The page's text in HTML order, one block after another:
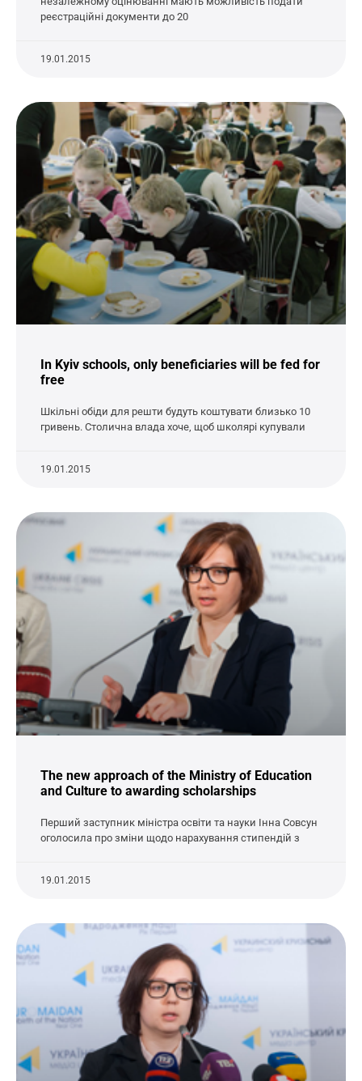
реєстраційні документи до 20
19.01.2015
In Kyiv schools, only beneficiaries will be fed for
free
Шкільні обіди для решти будуть коштувати близько 10
гривень. Столична влада хоче, щоб школярі купували
19.01.2015
The new approach of the Ministry of Education
and Culture to awarding scholarships
Перший заступник міністра освіти та науки Інна Совсун
оголосила про зміни щодо нарахування стипендій з
19.01.2015